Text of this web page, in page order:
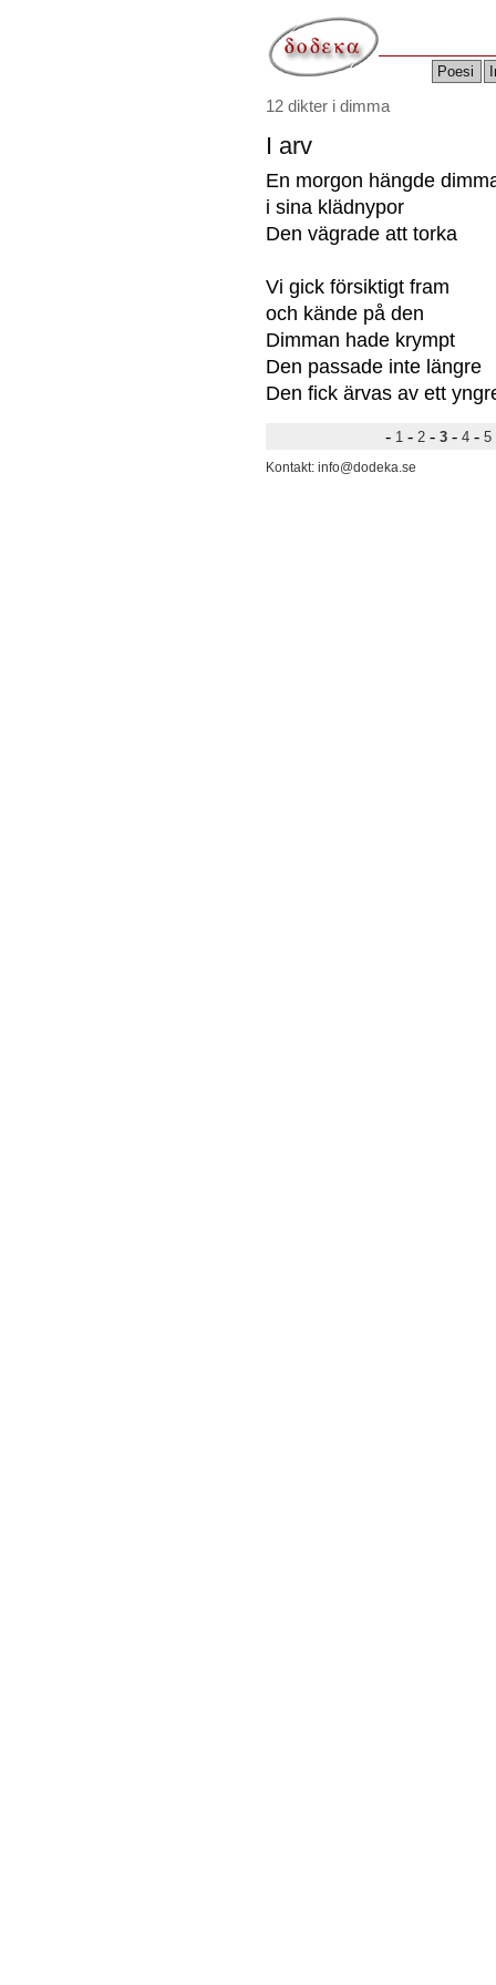
Poesi
12 dikter i dimma
I arv
En morgon hängde
i sina klädnypor
Den vägrade att torka
Vi gick försiktigt fram
och kände på den
Dimman hade krympt
Den passade inte längre
Den fick ärvas av ett
-1 -2 - 3 -4 -5
Kontakt: info@dodeka.se